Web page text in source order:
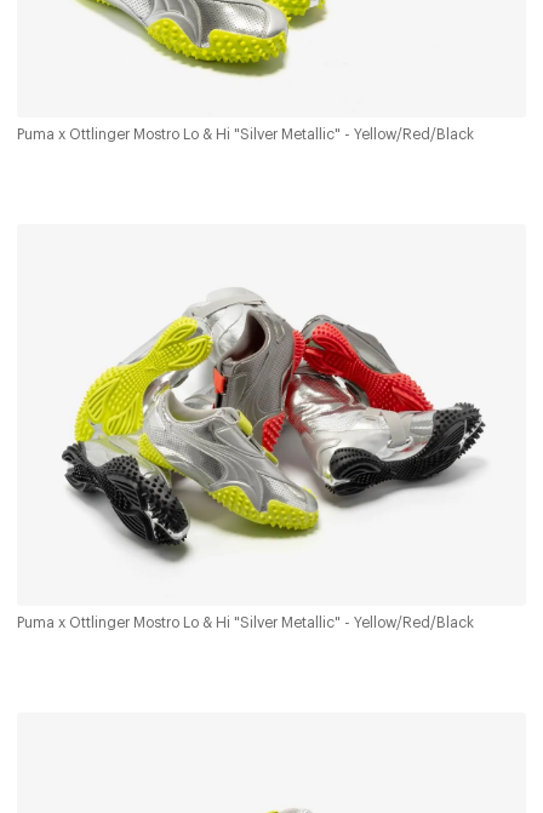
Puma x Ottlinger Mostro Lo & Hi "Silver Metallic" - Yellow/Red/Black
Puma x Ottlinger Mostro Lo & Hi "Silver Metallic" - Yellow/Red/Black